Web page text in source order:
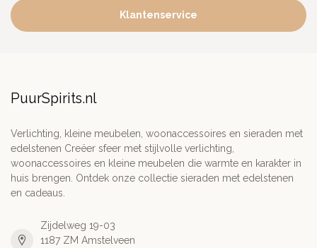
Klantenservice
PuurSpirits.nl
Verlichting, kleine meubelen, woonaccessoires en sieraden met
edelstenen Creëer sfeer met stijlvolle verlichting,
woonaccessoires en kleine meubelen die warmte en karakter in
huis brengen. Ontdek onze collectie sieraden met edelstenen
en cadeaus.
Zijdelweg 19-03
1187 ZM Amstelveen